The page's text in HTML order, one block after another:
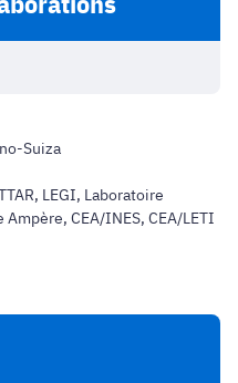
Suiza
LEGI, Laboratoire
CEA/INES, CEA/LETI